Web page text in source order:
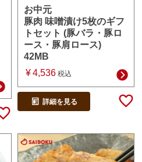
お中元
豚肉 味噌漬け5枚のギフ
トセット (豚バラ・豚ロ
ース・豚肩ロース)
42MB
¥4,536 税込
詳細を見る